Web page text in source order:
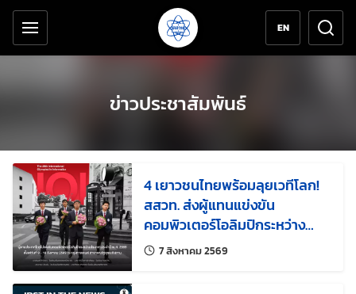
ข้ามไปยังเนื้อหาหลัก
เครื่องมือช่วยเหลือ
EN
ข่าวประชาสัมพันธ์
4 เยาวชนไทยพร้อมลุยเวทีโลก!
สสวท. ส่งผู้แทนแข่งขัน
คอมพิวเตอร์โอลิมปิกระหว่าง
ประเทศ ครั้งที่ 38
7 สิงหาคม 2569แก้ไขล่าสุดเมื่อ: